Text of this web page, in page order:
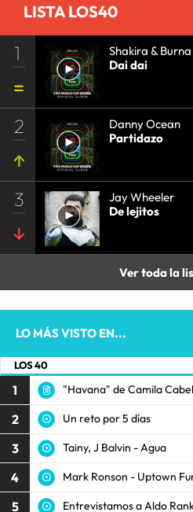
LISTA LOS40
1
Shakira &
Dai dai
2
Danny Ocean
Partidazo
3
Jay Wheeler
De lejitos
Ver toda la
LO MÁS VISTO EN...
LOS 40
1 "Havana" de Camila
2 Un reto por 5 días
3 Tainy, J Balvin - Agua
4 Mark Ronson - Uptown
5 Entrevistamos a Aldo